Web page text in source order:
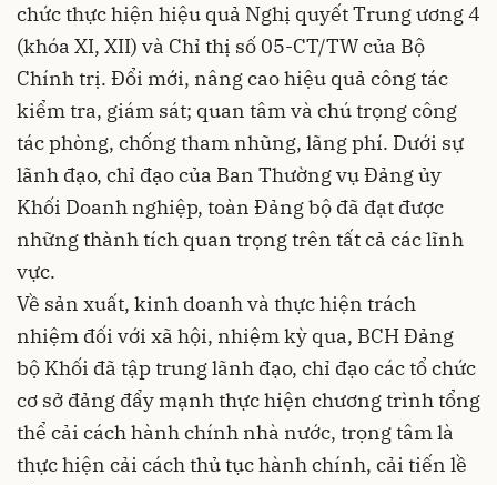
chức thực hiện hiệu quả Nghị quyết Trung ương 4
(khóa XI, XII) và Chỉ thị số 05-CT/TW của Bộ
Chính trị. Đổi mới, nâng cao hiệu quả công tác
kiểm tra, giám sát; quan tâm và chú trọng công
tác phòng, chống tham nhũng, lãng phí. Dưới sự
lãnh đạo, chỉ đạo của Ban Thường vụ Đảng ủy
Khối Doanh nghiệp, toàn Đảng bộ đã đạt được
những thành tích quan trọng trên tất cả các lĩnh
vực.
Về sản xuất, kinh doanh và thực hiện trách
nhiệm đối với xã hội, nhiệm kỳ qua, BCH Đảng
bộ Khối đã tập trung lãnh đạo, chỉ đạo các tổ chức
cơ sở đảng đẩy mạnh thực hiện chương trình tổng
thể cải cách hành chính nhà nước, trọng tâm là
thực hiện cải cách thủ tục hành chính, cải tiến lề